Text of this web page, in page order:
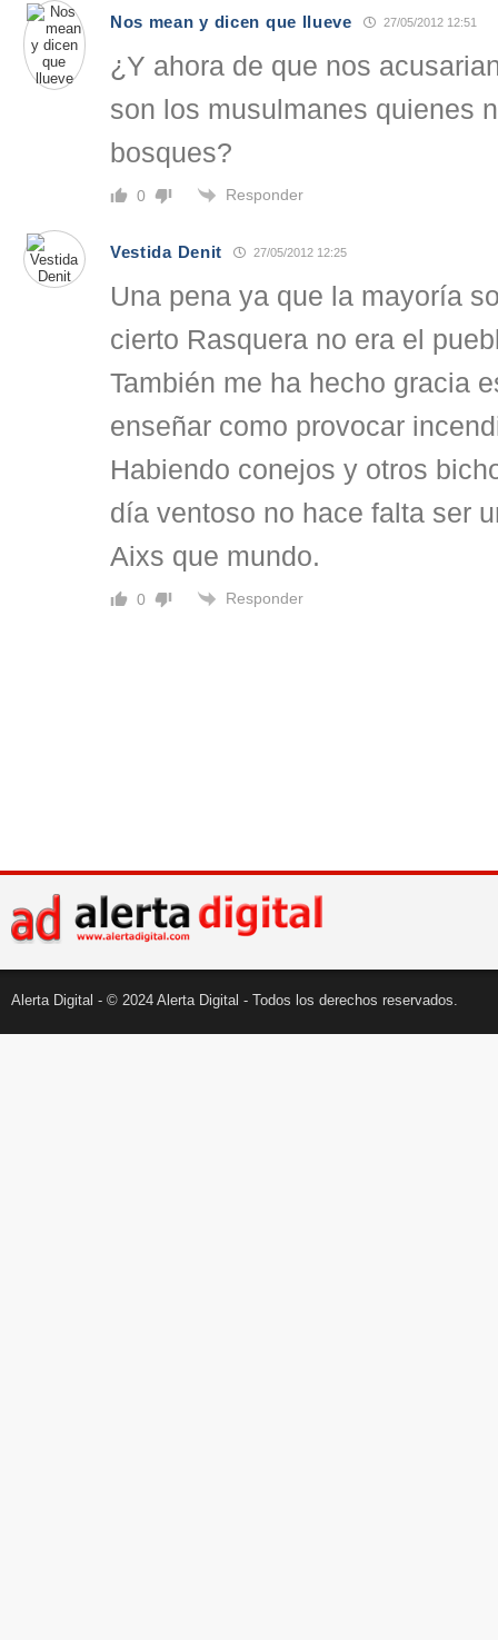
Nos mean y dicen que llueve 27/05/2012 12:51
¿Y ahora de que nos
son los musulmanes quienes
bosques?
0 Responder
Vestida Denit 27/05/2012 12:25
Una pena ya que la mayoría
cierto Rasquera no era el
También me ha hecho gracia
enseñar como provocar
Habiendo conejos y otros
día ventoso no hace falta ser
Aixs que mundo.
0 Responder
Alerta Digital - © 2024 Alerta Digital - Todos los derechos reservados.